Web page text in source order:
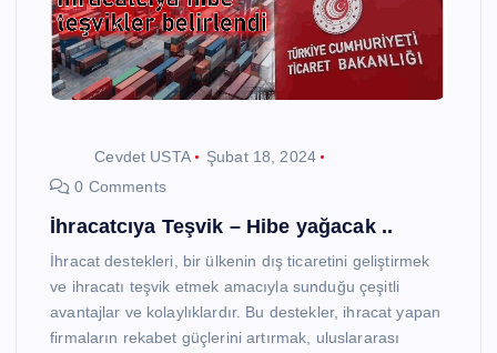
Cevdet USTA
Şubat 18, 2024
0 Comments
İhracatcıya Teşvik – Hibe yağacak ..
İhracat destekleri, bir ülkenin dış ticaretini geliştirmek
ve ihracatı teşvik etmek amacıyla sunduğu çeşitli
avantajlar ve kolaylıklardır. Bu destekler, ihracat yapan
firmaların rekabet güçlerini artırmak, uluslararası